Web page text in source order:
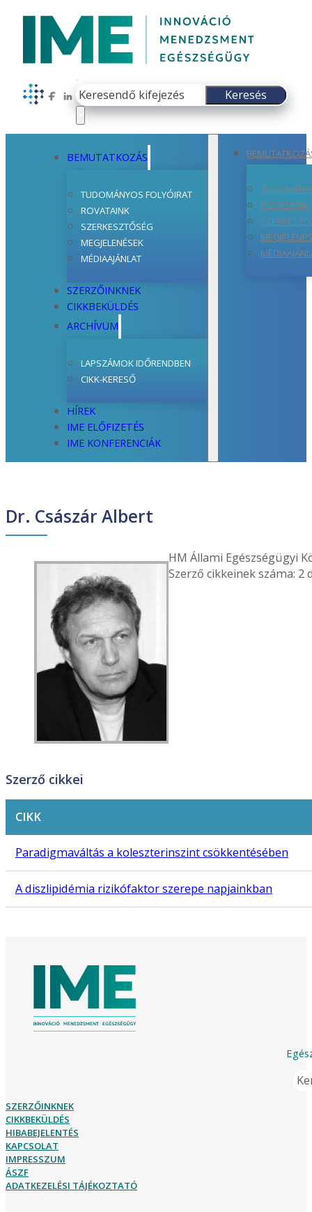
Follow us on Facebook
Follow us on LinkedIn
Keresés
Keresés
BEMUTATKOZÁS
TUDOMÁNYOS FOLYÓIRAT
ROVATAINK
SZERKESZTŐSÉG
MEGJELENÉSEK
MÉDIAAJÁNLAT
SZERZŐINKNEK
CIKKBEKÜLDÉS
ARCHÍVUM
LAPSZÁMOK IDŐRENDBEN
CIKK-KERESŐ
HÍREK
IME ELŐFIZETÉS
IME KONFERENCIÁK
ROVATAINK
Dr. Császár Albert
HM Állami Egészségügyi
Szerző cikkeinek száma: 2
Szerző cikkei
CIKK
Paradigmaváltás a koleszterinszint csökkentésében
A diszlipidémia rizikófaktor szerepe napjainkban
SZERZŐINKNEK
CIKKBEKÜLDÉS
HIBABEJELENTÉS
KAPCSOLAT
IMPRESSZUM
ÁSZF
ADATKEZELÉSI TÁJÉKOZTATÓ